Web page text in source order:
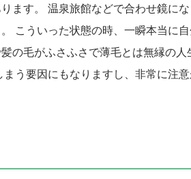
ます。 温泉旅館などで合わせ鏡に
こういった状態の時、一瞬本当に
の毛がふさふさで薄毛とは無縁の
う要因にもなりますし、非常に注